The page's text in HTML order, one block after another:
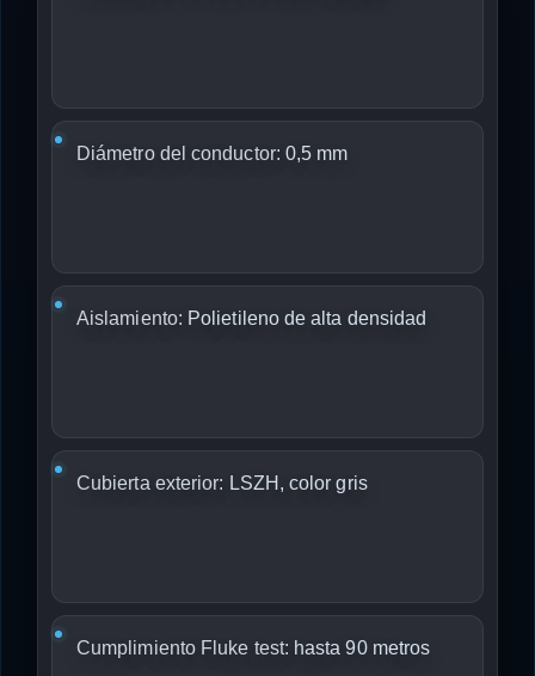
Diámetro del conductor: 0,5 mm
Aislamiento: Polietileno de alta densidad
Cubierta exterior: LSZH, color gris
Cumplimiento Fluke test: hasta 90 metros